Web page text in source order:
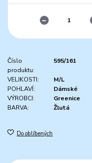
Číslo
produktu:
595/161
VELIKOSTI:
M/L
POHLAVÍ:
Dámské
VÝROBCI:
Greenice
BARVA:
Žlutá
Do oblíbených